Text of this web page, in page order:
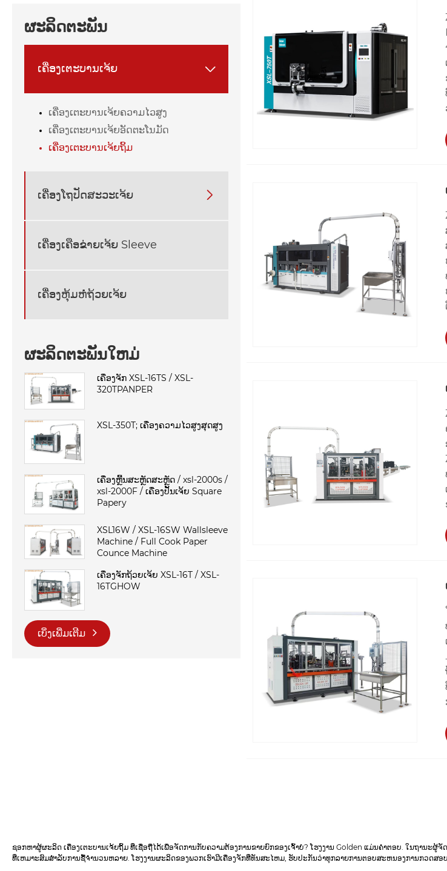
ຜະລິດຕະພັນ
ເຄື່ອງເຕະບານເຈ້ຍ 
ເຄື່ອງເຕະບານເຈ້ຍຄວາມໄວສູງ
ເຄື່ອງເຕະບານເຈ້ຍອັດຕະໂນມັດ
ເຄື່ອງເຕະບານເຈ້ຍຖິ້ມ
ເຄື່ອງໂຖປັດສະວະເຈ້ຍ 
ເຄື່ອງເຄືອຂ່າຍເຈ້ຍ Sleeve
ເຄື່ອງຫຸ້ມຫໍ່ຖ້ວຍເຈ້ຍ
ຜະລິດຕະພັນໃຫມ່
ເຄື່ອງຈັກ XSL-16TS / XSL-
320TPANPER
XSL-350T; ເຄື່ອງຄວາມໄວສູງສຸດສູງ
ເຄື່ອງຫຼີ້ນສະຫຼັດສະຫຼັດ / xsl-2000s /
xsl-2000F / ເຄື່ອງປັ້ນເຈ້ຍ Square
Papery
XSL16W / XSL-16SW Wallsleeve
Machine / Full Cook Paper
Counce Machine
ເຄື່ອງຈັກຖ້ວຍເຈ້ຍ XSL-16T / XSL-
16TGHOW
ເບິ່ງເພີ່ມເຕີມ
ຊອກຫາຜູ້ຜະລິດ ເຄື່ອງເຕະບານເຈ້ຍຖິ້ມ ທີ່ເຊື່ອຖືໄດ້ເພື່ອຈັດການກັບຄວາມຕ້ອງການຂາຍຍົກຂອງເຈົ້າບໍ? ໂຮງງານ Golden ແມ່ນຄໍາຕອບ. ໃນຖານະ
ທີ່ເຫມາະສົມສໍາລັບການຊື້ຈໍານວນຫລາຍ. ໂຮງງານຜະລິດຂອງພວກເຮົາມີເຄື່ອງຈັກທີ່ທັນສະໄຫມ, ຮັບປະກັນວ່າທຸກລາຍການຕອບສະຫນອງການກວດສອ